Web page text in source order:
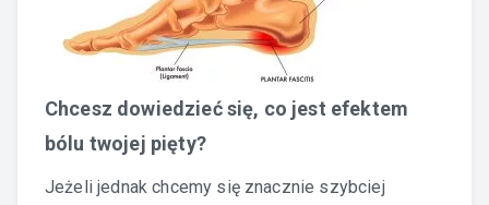
Chcesz dowiedzieć się, co jest efektem
bólu twojej pięty?
Jeżeli jednak chcemy się znacznie szybciej